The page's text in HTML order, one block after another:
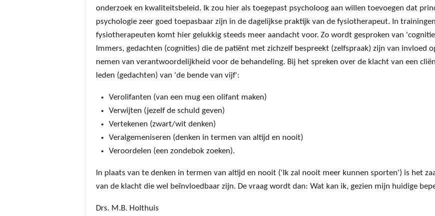
onderzoek en kwaliteitsbeleid. Ik zou hier als toegepast psycholoog aan willen toevoegen dat
psychologie zeer goed toepasbaar zijn in de dagelijkse praktijk van de fysiotherapeut. In
fysiotherapeuten komt hier gelukkig steeds meer aandacht voor. Zo wordt gesproken van
Immers, gedachten (cognities) die de patiënt met zichzelf bespreekt (zelfspraak) zijn van invloed
nemen van verantwoordelijkheid voor de behandeling. Bij het spreken over de klacht van een
leden (gedachten) van 'de bende van vijf':
Verolifanten (van een mug een olifant maken)
Verwijten (jezelf de schuld geven)
Vertekenen (zwart/wit denken)
Veralgemeniseren (denken in termen van altijd en nooit)
Veroordelen (een zondebok zoeken).
In plaats van te denken in termen van altijd en nooit ('Ik zal nooit meer kunnen sporten') is het
van de klacht die wel beïnvloedbaar zijn. De vraag wordt dan: Wat kan ik, gezien mijn huidige
Drs. M.B. Holthuis